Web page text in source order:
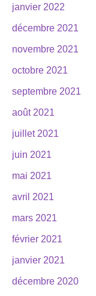
janvier 2022
décembre 2021
novembre 2021
octobre 2021
septembre 2021
août 2021
juillet 2021
juin 2021
mai 2021
avril 2021
mars 2021
février 2021
janvier 2021
décembre 2020